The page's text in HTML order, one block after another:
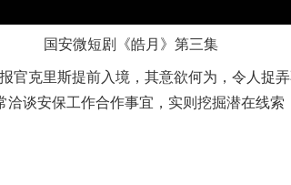
国安微短剧《皓月》第三集
克里斯提前入境，其意欲何为，令人捉
谈安保工作合作事宜，实则挖掘潜在线
一纸欠条伤亲情 巡回调解促和解..